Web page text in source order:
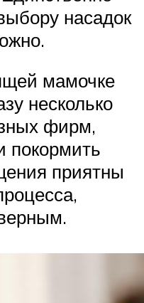
насадок
мамочке
несколько
фирм,
покормить
приятны